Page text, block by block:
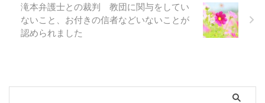
滝本弁護士との裁判 教団に関与をしてい
ないこと、お付きの信者などいないことが
認められました